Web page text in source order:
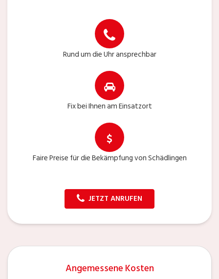
Rund um die Uhr ansprechbar
Fix bei Ihnen am Einsatzort
Faire Preise für die Bekämpfung von Schädlingen
JETZT ANRUFEN
Angemessene Kosten